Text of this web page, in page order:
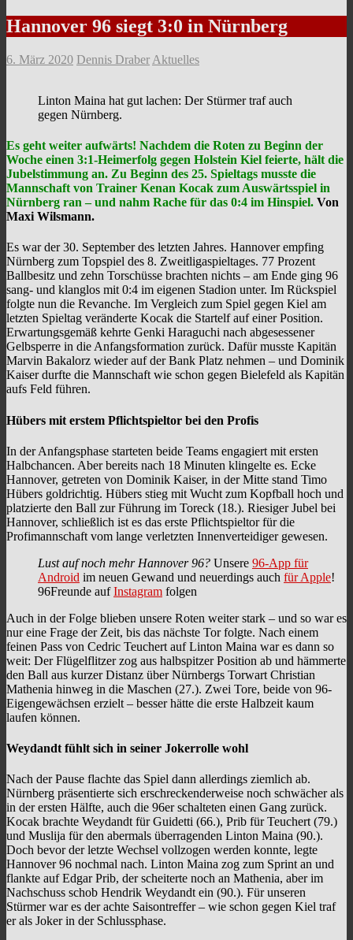
Hannover 96 siegt 3:0 in Nürnberg
6. März 2020 Dennis Draber Aktuelles
Linton Maina hat gut lachen: Der Stürmer traf auch
gegen Nürnberg.
Es geht weiter aufwärts! Nachdem die Roten zu Beginn der
Woche einen 3:1-Heimerfolg gegen Holstein Kiel feierte, hält die
Jubelstimmung an. Zu Beginn des 25. Spieltags musste die
Mannschaft von Trainer Kenan Kocak zum Auswärtsspiel in
Nürnberg ran – und nahm Rache für das 0:4 im Hinspiel. Von
Maxi Wilsmann.
Es war der 30. September des letzten Jahres. Hannover empfing
Nürnberg zum Topspiel des 8. Zweitligaspieltages. 77 Prozent
Ballbesitz und zehn Torschüsse brachten nichts – am Ende ging 96
sang- und klanglos mit 0:4 im eigenen Stadion unter. Im Rückspiel
folgte nun die Revanche. Im Vergleich zum Spiel gegen Kiel am
letzten Spieltag veränderte Kocak die Startelf auf einer Position.
Erwartungsgemäß kehrte Genki Haraguchi nach abgesessener
Gelbsperre in die Anfangsformation zurück. Dafür musste Kapitän
Marvin Bakalorz wieder auf der Bank Platz nehmen – und Dominik
Kaiser durfte die Mannschaft wie schon gegen Bielefeld als Kapitän
aufs Feld führen.
Hübers mit erstem Pflichtspieltor bei den Profis
In der Anfangsphase starteten beide Teams engagiert mit ersten
Halbchancen. Aber bereits nach 18 Minuten klingelte es. Ecke
Hannover, getreten von Dominik Kaiser, in der Mitte stand Timo
Hübers goldrichtig. Hübers stieg mit Wucht zum Kopfball hoch und
platzierte den Ball zur Führung im Toreck (18.). Riesiger Jubel bei
Hannover, schließlich ist es das erste Pflichtspieltor für die
Profimannschaft vom lange verletzten Innenverteidiger gewesen.
Lust auf noch mehr Hannover 96? Unsere 96-App für
Android im neuen Gewand und neuerdings auch für Apple!
96Freunde aufInstagram folgen
Auch in der Folge blieben unsere Roten weiter stark – und so war es
nur eine Frage der Zeit, bis das nächste Tor folgte. Nach einem
feinen Pass von Cedric Teuchert auf Linton Maina war es dann so
weit: Der Flügelflitzer zog aus halbspitzer Position ab und hämmerte
den Ball aus kurzer Distanz über Nürnbergs Torwart Christian
Mathenia hinweg in die Maschen (27.). Zwei Tore, beide von 96-
Eigengewächsen erzielt – besser hätte die erste Halbzeit kaum
laufen können.
Weydandt fühlt sich in seiner Jokerrolle wohl
Nach der Pause flachte das Spiel dann allerdings ziemlich ab.
Nürnberg präsentierte sich erschreckenderweise noch schwächer als
in der ersten Hälfte, auch die 96er schalteten einen Gang zurück.
Kocak brachte Weydandt für Guidetti (66.), Prib für Teuchert (79.)
und Muslija für den abermals überragenden Linton Maina (90.).
Doch bevor der letzte Wechsel vollzogen werden konnte, legte
Hannover 96 nochmal nach. Linton Maina zog zum Sprint an und
flankte auf Edgar Prib, der scheiterte noch an Mathenia, aber im
Nachschuss schob Hendrik Weydandt ein (90.). Für unseren
Stürmer war es der achte Saisontreffer – wie schon gegen Kiel traf
er als Joker in der Schlussphase.